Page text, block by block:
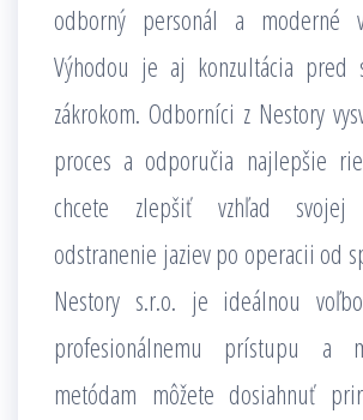
odborný personál a moderné
Výhodou je aj konzultácia pred
zákrokom. Odborníci z Nestory
proces a odporučia najlepšie
chcete zlepšiť vzhľad svojej
odstranenie jaziev po operacii od
Nestory s.r.o. je ideálnou
profesionálnemu prístupu a
metódam môžete dosiahnuť